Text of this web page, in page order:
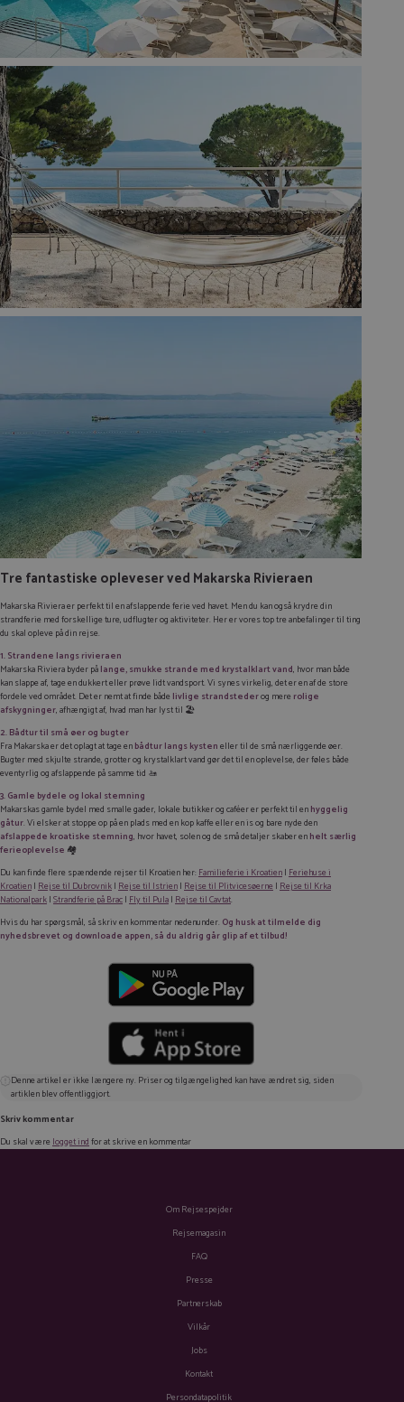
Tre fantastiske opleveser ved Makarska Rivieraen
Makarska Riviera er perfekt til en afslappende ferie ved havet. Men du kan også krydre din
strandferie med forskellige ture, udflugter og aktiviteter. Her er vores top tre anbefalinger til ting
du skal opleve på din rejse.
1. Strandene langs rivieraen
Makarska Riviera byder pålange, smukke strande med krystalklart vand, hvor man både
kan slappe af, tage en dukkert eller prøve lidt vandsport. Vi synes virkelig, det er en af de store
fordele ved området. Det er nemt at finde bådelivlige strandstederog mererolige
afskygninger, afhængigt af, hvad man har lyst til 🏖️
2. Bådtur til små øer og bugter
Fra Makarska er det oplagt at tage enbådtur langs kysteneller til de små nærliggende øer.
Bugter med skjulte strande, grotter og krystalklart vand gør det til en oplevelse, der føles både
eventyrlig og afslappende på samme tid 🚤
3. Gamle bydele og lokal stemning
Makarskas gamle bydel med smalle gader, lokale butikker og caféer er perfekt til enhyggelig
gåtur. Vi elsker at stoppe op på en plads med en kop kaffe eller en is og bare nyde den
afslappede kroatiske stemning, hvor havet, solen og de små detaljer skaber enhelt særlig
ferieoplevelse 🏘️
Du kan finde flere spændende rejser til Kroatien her: Familieferie i Kroatien| Feriehuse i
Kroatien| Rejse til Dubrovnik| Rejse til Istrien| Rejse til Plitvicesøerne | Rejse til Krka
Nationalpark|Strandferie på Brac| Fly til Pula| Rejse til Cavtat.
Hvis du har spørgsmål, så skriv en kommentar nedenunder. Og husk at tilmelde dig
nyhedsbrevet og downloade appen, så du aldrig går glip af et tilbud!
Denne artikel er ikke længere ny. Priser og tilgængelighed kan have ændret sig, siden
artiklen blev offentliggjort.
Skriv kommentar
Du skal værelogget indfor at skrive en kommentar
Om Rejsespejder
Rejsemagasin
FAQ
Presse
Partnerskab
Vilkår
Jobs
Kontakt
Persondatapolitik